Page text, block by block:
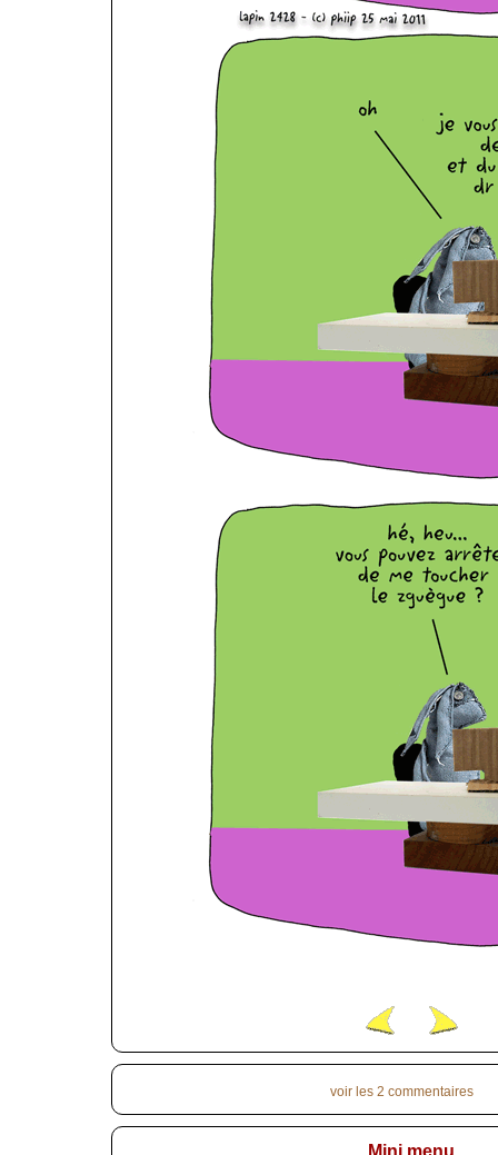
voir les 2 commentaires
Mini menu